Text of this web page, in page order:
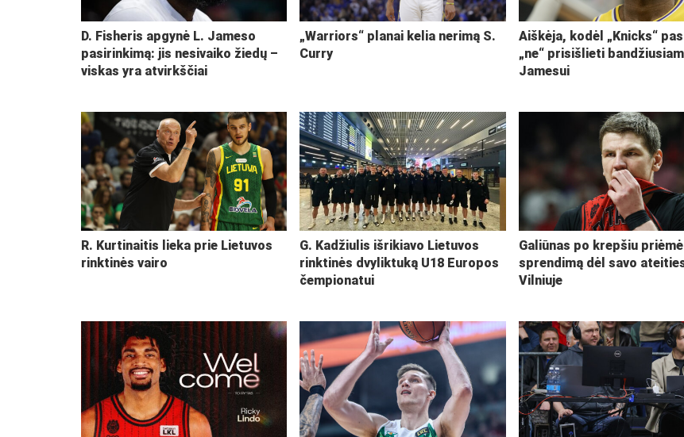
D. Fisheris apgynė L. Jameso
pasirinkimą: jis nesivaiko žiedų –
viskas yra atvirkščiai
„Warriors“ planai kelia nerimą S.
Curry
Aiškėja, kodėl „Knicks“
„ne“ prisišlieti
Jamesui
R. Kurtinaitis lieka prie Lietuvos
rinktinės vairo
G. Kadžiulis išrikiavo Lietuvos
rinktinės dvyliktuką U18 Europos
čempionatui
Galiūnas po krepšiu priėmė
sprendimą dėl savo
Vilniuje